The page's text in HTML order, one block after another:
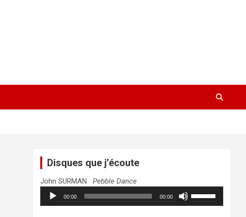
Disques que j’écoute
John SURMANPebble Dance
Lecteur
audio
00:00 00:00